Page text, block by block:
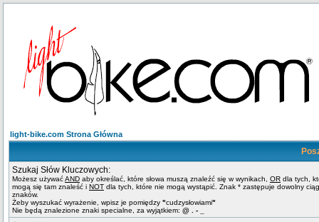
light-bike.com Strona Główna
Szukaj Słów Kluczowych:
Możesz używaćAND aby określać, które słowa muszą znaleźć się w wynikach, OR dla tych,
mogą się tam znaleść i NOT dla tych, które nie mogą wystąpić. Znak * zastępuje dowolny ciąg
znaków.
Żeby wyszukać wyrażenie, wpisz je pomiędzy "cudzysłowiami"
Nie będą znalezione znaki specialne, za wyjątkiem: @ . - _